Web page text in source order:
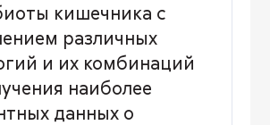
кишечника с
различных
и их комбинаций
наиболее
данных о